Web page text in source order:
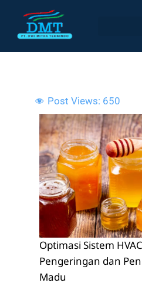
konten
Post Views: 650
Optimasi Sistem
Pengeringan dan
Madu